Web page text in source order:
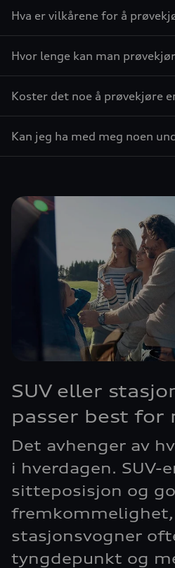
Hva er vilkårene for å
Hvor lenge kan man
Koster det noe å prøvekjøre
Kan jeg ha med meg noen
SUV eller
passer best for
Det avhenger av
i hverdagen. SUV-
sitteposisjon og
stasjonsvogner
tyngdepunkt og